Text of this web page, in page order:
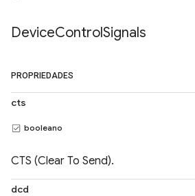
DeviceControlSignals
PROPRIEDADES
cts
booleano
CTS (Clear To Send).
dcd